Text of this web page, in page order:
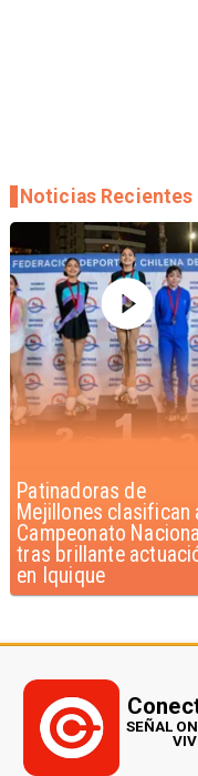
Novedoso programa
entrenamiento de
beneficia a niños con
discapacidad
Noticias Recientes
SEÑAL